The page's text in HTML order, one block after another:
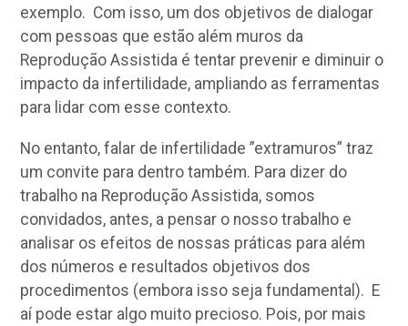
exemplo. Com isso, um dos objetivos de dialogar
com pessoas que estão além muros da
Reprodução Assistida é tentar prevenir e diminuir o
impacto da infertilidade, ampliando as ferramentas
para lidar com esse contexto.
No entanto, falar de infertilidade ”extramuros” traz
um convite para dentro também. Para dizer do
trabalho na Reprodução Assistida, somos
convidados, antes, a pensar o nosso trabalho e
analisar os efeitos de nossas práticas para além
dos números e resultados objetivos dos
procedimentos (embora isso seja fundamental). E
aí pode estar algo muito precioso. Pois, por mais